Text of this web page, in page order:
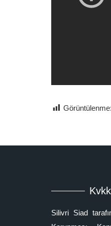
Görüntülenme:
Silivri Siad